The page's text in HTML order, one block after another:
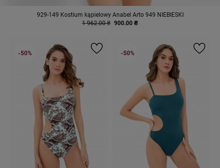
929-149 Kostium kąpielowy Anabel Arto 949 NIEBIESKI
1 962.00 ₴ 900.00 ₴
-50% -50%